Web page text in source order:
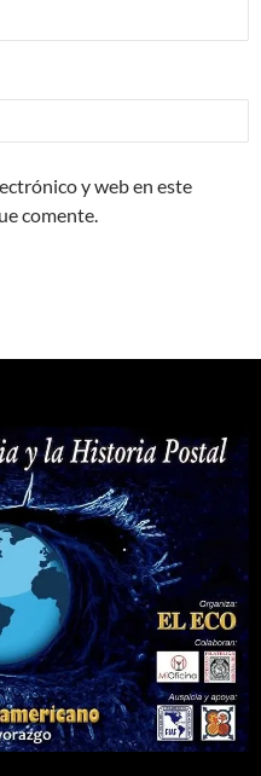
y web en este
comente.